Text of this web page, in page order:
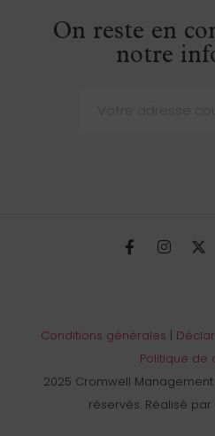
On reste en
notre
Conditions générales |
Politique de
2025 Cromwell
réservés. Réalisé